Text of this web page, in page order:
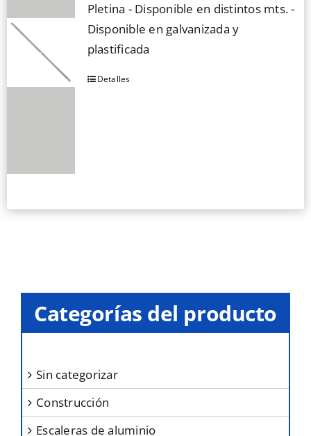
Pletina - Disponible en distintos mts. -
Disponible en galvanizada y
plastificada
Este
página
Detalles
Categorías del producto
sin categorizar
construcción
escaleras de aluminio